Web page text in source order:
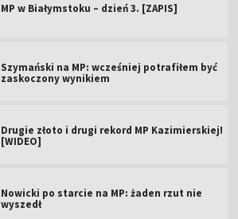
MP w Białymstoku – dzień 3. [ZAPIS]
Szymański na MP: wcześniej potrafiłem być
zaskoczony wynikiem
Drugie złoto i drugi rekord MP Kazimierskiej!
[WIDEO]
Nowicki po starcie na MP: żaden rzut nie
wyszedł